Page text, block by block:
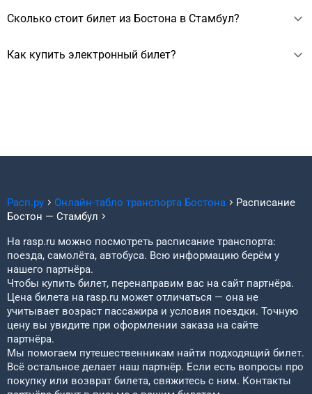
20 мин.
Сколько стоит билет из Бостона в Стамбул?
50419 ₽, зависит от выбранного транспорта, сезона, даты
Как купить электронный билет?
Расп.ру Онлайн-табло транспорта Бостона
Расписание
Бостон — Стамбул
На rasp.ru можно посмотреть расписание транспорта:
поезда, самолёта, автобуса. Всю информацию берём у
нашего партнёра.
Чтобы купить билет, перенаправим вас на сайт партнёра.
Цена билета на rasp.ru может отличаться — она не
учитывает возраст пассажира и условия поездки. Точную
цену вы увидите при оформлении заказа на сайте
партнёра.
Мы помогаем путешественникам найти подходящий билет.
Всё остальное делает наш партнёр. Если есть вопросы про
покупку или возврат билета, свяжитесь с ним. Контакты